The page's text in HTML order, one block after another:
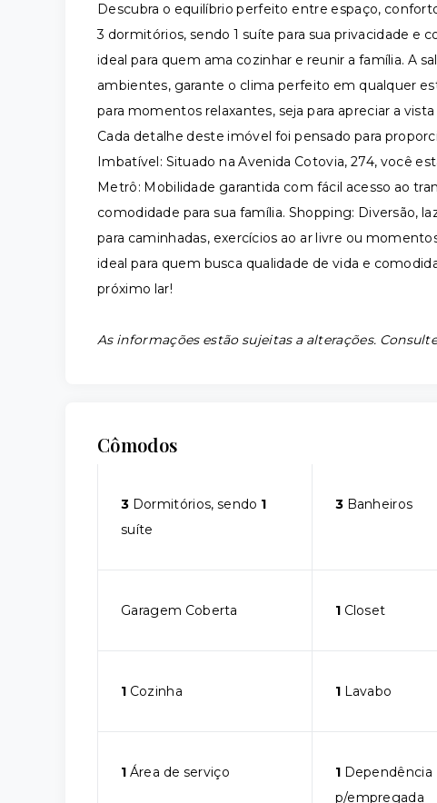
Descubra o equilíbrio perfeito entre espaço,
3 dormitórios, sendo 1 suíte para sua privacidade e
ideal para quem ama cozinhar e reunir a família. A
ambientes, garante o clima perfeito em qualquer
para momentos relaxantes, seja para apreciar a
Cada detalhe deste imóvel foi pensado para
Imbatível: Situado na Avenida Cotovia, 274, você
Metrô: Mobilidade garantida com fácil acesso ao
comodidade para sua família. Shopping: Diversão,
para caminhadas, exercícios ao ar livre ou
ideal para quem busca qualidade de vida e
próximo lar!
As informações estão sujeitas a alterações.
Cômodos
3 Dormitórios, sendo 1
suíte
3Banheiros
Garagem Coberta 1Closet
1 Cozinha 1Lavabo
1 Área de serviço 1Dependência
p/empregada